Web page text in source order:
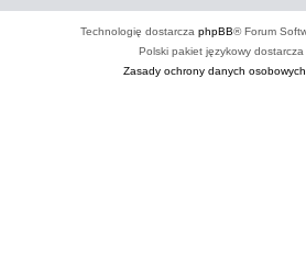
Technologię dostarcza phpBB® Forum
Polski pakiet językowy dostarcza
Zasady ochrony danych osobowych